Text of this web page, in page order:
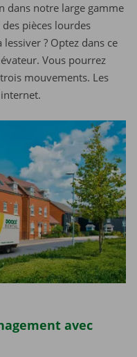
dans notre large gamme
pièces lourdes
? Optez dans ce
Vous pourrez
mouvements. Les
avec